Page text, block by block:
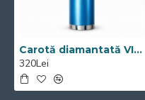
Carotă diamantată VISOLI Ø42 mm pentru găurire beton și zidărie
320Lei